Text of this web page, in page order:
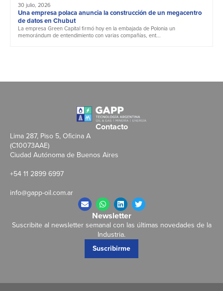
30 julio, 2026
Una empresa polaca anuncia la construcción de un megacentro
de datos en Chubut
La empresa Green Capital firmó hoy en la embajada de Polonia un
memorándum de entendimiento con varias compañías, ent...
Contacto
Lima 287, Piso 5, Oficina A
(C10073AAE)
Ciudad Autónoma de Buenos Aires
+54 11 2899 6997
info@gapp-oil.com.ar
Newsletter
Suscribite al newsletter semanal con las últimas novedades de la
Industria.
Suscribirme